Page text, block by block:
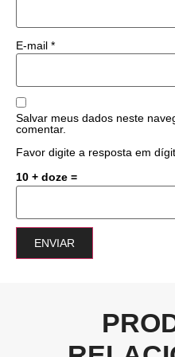
E-mail *
Salvar meus dados neste
comentar.
Favor digite a resposta em
10 + doze =